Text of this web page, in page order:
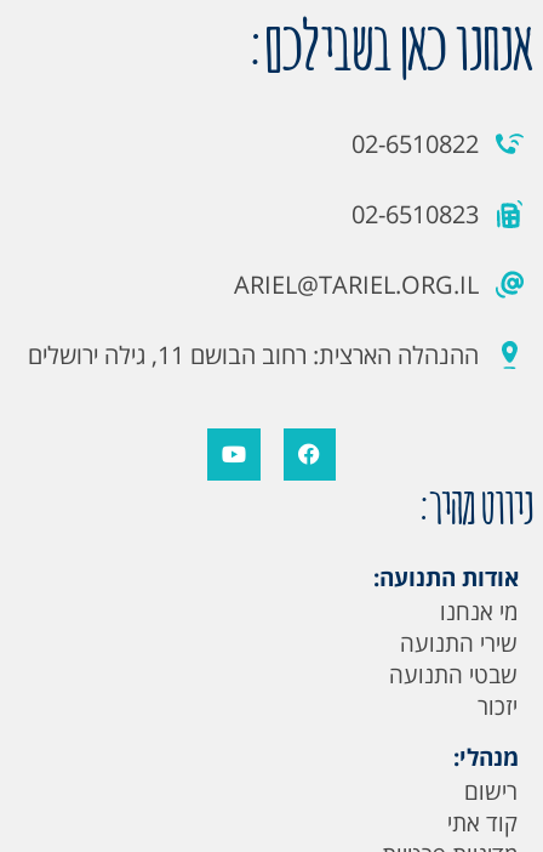
אנחנו כאן בשבילכם:
02-6510822
02-6510823
ARIEL@TARIEL.ORG.IL
ההנהלה הארצית: רחוב הבושם 11, גילה ירושלים
ניווט מהיר:
אודות התנועה:
מי אנחנו
שירי התנועה
שבטי התנועה
יזכור
מנהלי:
רישום
קוד אתי